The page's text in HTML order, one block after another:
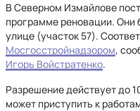
В Северном Измайлове
программе реновации. Они
улице (участок 57).
Мосгосстройнадзором,
Игорь Войстратенко.
Разрешение действует до
может приступить к